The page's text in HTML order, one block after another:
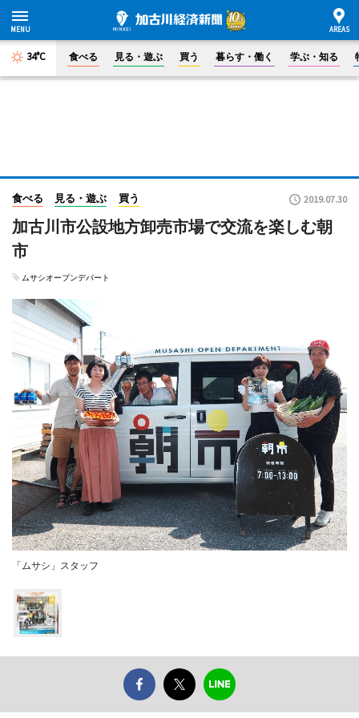
34°C 食べる 見る・遊ぶ 買う 暮らす・働く 学ぶ・知る
食べる 見る・遊ぶ 買う 2019.07.30
加古川市公設地方卸売市場で交流を楽しむ朝
市
ムサシオープンデパート
「ムサシ」スタッフ